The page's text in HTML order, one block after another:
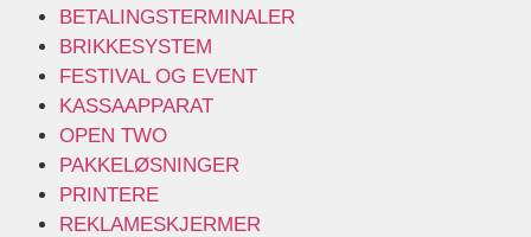
BETALINGSTERMINALER
BRIKKESYSTEM
FESTIVAL OG EVENT
KASSAAPPARAT
OPEN TWO
PAKKELØSNINGER
PRINTERE
REKLAMESKJERMER